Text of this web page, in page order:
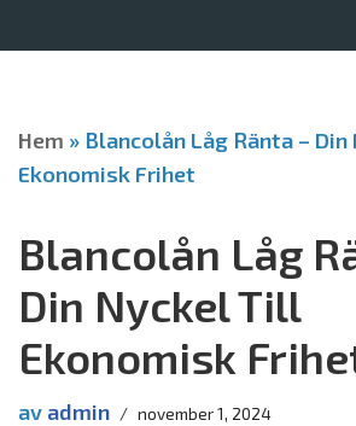
Hem » Blancolån Låg Ränta –
Ekonomisk Frihet
Blancolån Låg
Din Nyckel Till
Ekonomisk
av admin november 1, 2024